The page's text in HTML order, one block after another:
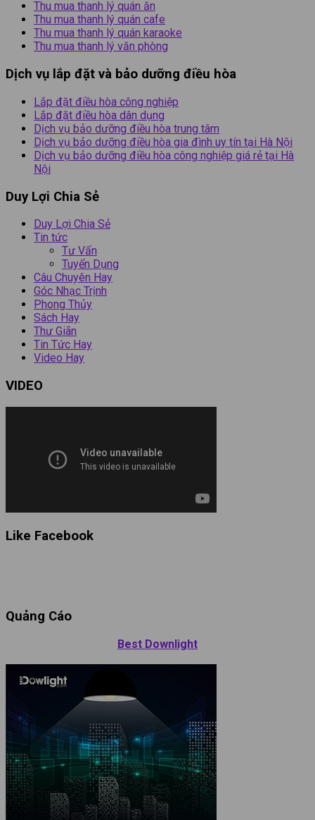
Thu mua thanh lý quán ăn
Thu mua thanh lý quán cafe
Thu mua thanh lý quán karaoke
Thu mua thanh lý văn phòng
Dịch vụ lắp đặt và bảo dưỡng điều hòa
Lắp đặt điều hòa công nghiệp
Lắp đặt điều hòa dân dụng
Dịch vụ bảo dưỡng điều hòa trung tâm
Dịch vụ bảo dưỡng điều hòa gia đình uy tín tại Hà Nội
Dịch vụ bảo dưỡng điều hòa công nghiệp giá rẻ tại Hà
Nội
Duy Lợi Chia Sẻ
Duy Lợi Chia Sẻ
Tin tức
Tư Vấn
Tuyển Dụng
Câu Chuyên Hay
Góc Nhạc Trịnh
Phong Thủy
Sách Hay
Thư Giãn
Tin Tức Hay
Video Hay
VIDEO
Like Facebook
Quảng Cáo
Best Downlight